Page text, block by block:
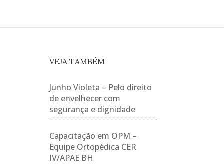
VEJA TAMBÉM
Junho Violeta – Pelo direito
de envelhecer com
segurança e dignidade
Capacitação em OPM –
Equipe Ortopédica CER
IV/APAE BH